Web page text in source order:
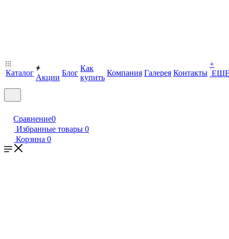
Каталог
Акции
Блог
Как
купить
Компания Галерея Контакты
+
Сравнение0
Избранные товары 0
Корзина 0